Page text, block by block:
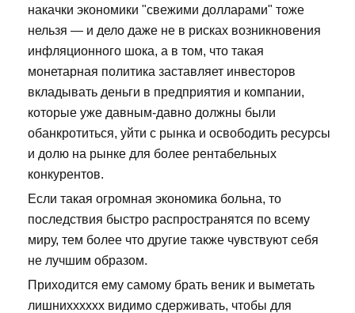
накачки экономики "свежими долларами" тоже
нельзя — и дело даже не в рисках возникновения
инфляционного шока, а в том, что такая
монетарная политика заставляет инвесторов
вкладывать деньги в предприятия и компании,
которые уже давным-давно должны были
обанкротиться, уйти с рынка и освободить ресурсы
и долю на рынке для более рентабельных
конкурентов.
Если такая огромная экономика больна, то
последствия быстро распространятся по всему
миру, тем более что другие также чувствуют себя
не лучшим образом.
Приходится ему самому брать веник и выметать
лишнихххххх видимо сдерживать, чтобы для